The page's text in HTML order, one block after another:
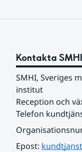
Kontakta SMHI
SMHI, Sveriges
institut
Reception och
Telefon
Epost: